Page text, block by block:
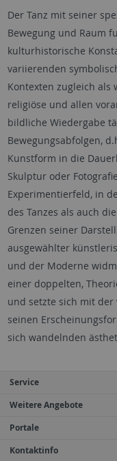
Der Tanz mit seiner
Bewegung und Raum
kulturhistorische
variierenden
Kontexten zugleich als
religiöse und allen
bildliche Wiedergabe
Bewegungsabfolgen,
Kunstform in die
Skulptur oder
Experimentierfeld, in
des Tanzes als auch
Grenzen seiner
ausgewählter
und der Moderne
einer doppelten,
und setzte sich mit der
seinen
sich wandelnden
Service
Weitere Angebote
Portale
Kontaktinfo